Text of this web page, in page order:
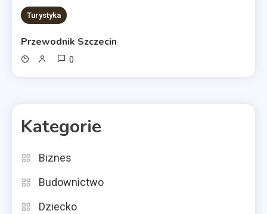
Turystyka
Przewodnik Szczecin
0
Kategorie
Biznes
Budownictwo
Dziecko